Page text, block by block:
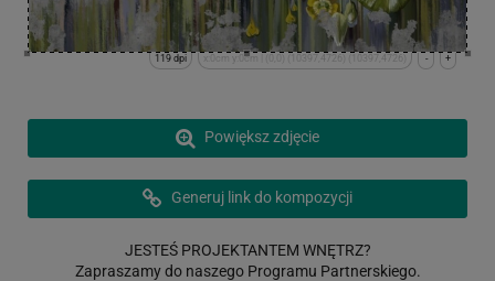
+
-
x:0cm y:0cm | (0,0) (10397,4726) (10397,4726)
119 dpi
Powiększ zdjęcie
Generuj link do kompozycji
JESTEŚ PROJEKTANTEM WNĘTRZ?
Zapraszamy do naszego Programu Partnerskiego.